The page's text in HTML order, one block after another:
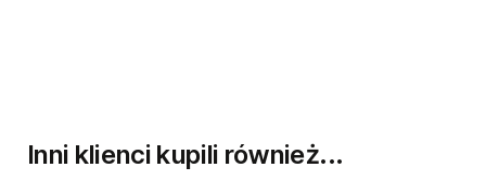
Inni klienci kupili również...